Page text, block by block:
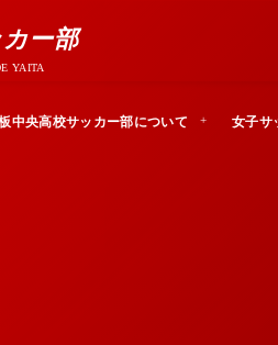
ー部
YAITA
中央高校サッカー部について 女子サ